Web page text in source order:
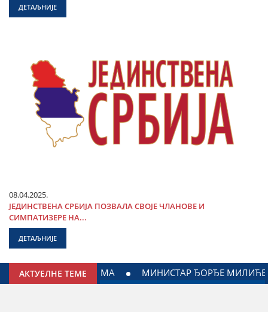
ДЕТАЉНИЈЕ
08.04.2025.
ЈЕДИНСТВЕНА СРБИЈА ПОЗВАЛА СВОЈЕ ЧЛАНОВЕ И
СИМПАТИЗЕРЕ НА...
ДЕТАЉНИЈЕ
АКТУЕЛНЕ ТЕМЕ
ДОГОВОРЕН НАСТАВАК САРАДЊЕ ГРАДА ЈАГОДИНЕ И